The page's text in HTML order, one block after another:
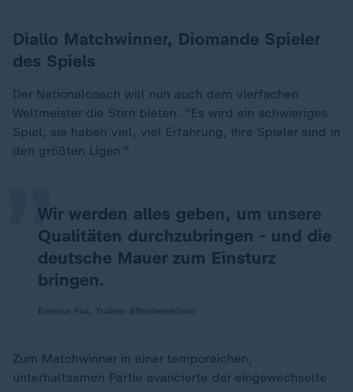
Diallo Matchwinner, Diomande Spieler
des Spiels
Der Nationalcoach will nun auch dem vierfachen
Weltmeister die Stirn bieten. "Es wird ein schwieriges
Spiel, sie haben viel, viel Erfahrung, ihre Spieler sind in
den größten Ligen."
Wir werden alles geben, um unsere
Qualitäten durchzubringen - und die
deutsche Mauer zum Einsturz
bringen.
„
Zum Matchwinner in einer temporeichen,
unterhaltsamen Partie avancierte der eingewechselte